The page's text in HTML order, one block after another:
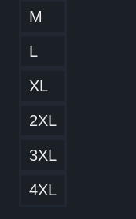
M
L
XL
2XL
3XL
4XL